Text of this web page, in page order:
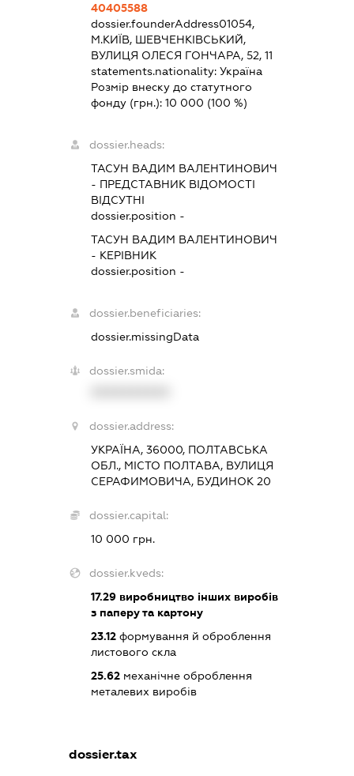
40405588
dossier.founderAddress01054,
М.КИЇВ, ШЕВЧЕНКІВСЬКИЙ,
ВУЛИЦЯ ОЛЕСЯ ГОНЧАРА, 52, 11
statements.nationality: Україна
Розмір внеску до статутного
фонду (грн.): 10 000 (100 %)
dossier.heads:
ТАСУН ВАДИМ ВАЛЕНТИНОВИЧ
- ПРЕДСТАВНИКВІДОМОСТІ
ВІДСУТНІ
dossier.position -
ТАСУН ВАДИМ ВАЛЕНТИНОВИЧ
- КЕРІВНИК
dossier.position -
dossier.beneficiaries:
dossier.missingData
dossier.smida:
dossier.address:
УКРАЇНА, 36000, ПОЛТАВСЬКА
ОБЛ., МІСТО ПОЛТАВА, ВУЛИЦЯ
СЕРАФИМОВИЧА, БУДИНОК 20
dossier.capital:
10 000 грн.
dossier.kveds:
17.29виробництво інших виробів
з паперу та картону
23.12формування й оброблення
листового скла
25.62механічне оброблення
металевих виробів
dossier.tax